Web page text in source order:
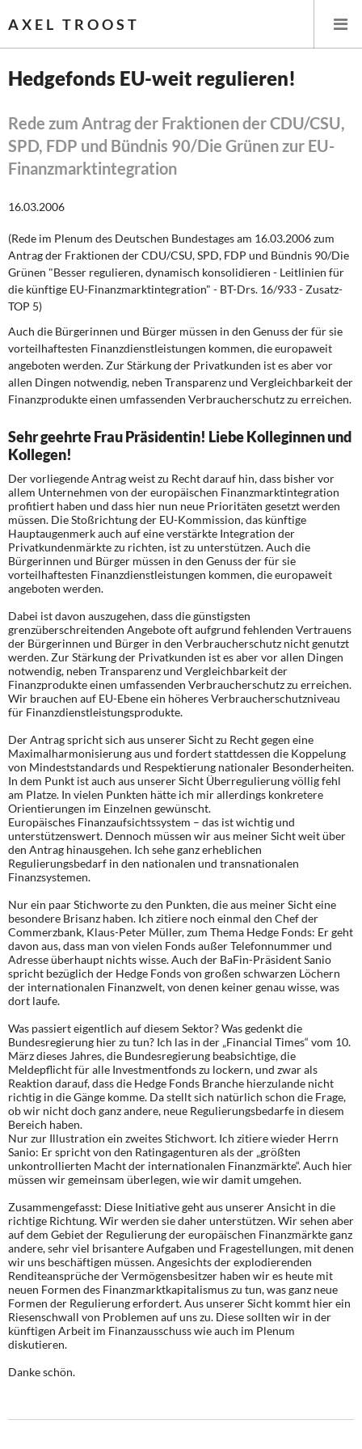
AXEL TROOST
Themen
Steuer- und Finanzpolitik
Öffentliche Infrastruktur und Daseinsvorsorge
Eurokrise und Griechenland
DIE LINKE
Weitere Themen
Memo-Gruppe
Institut Solidarische Moderne
Rosa-Luxemburg-Stiftung
Über mich
Hedgefonds EU-weit regulieren!
Rede zum Antrag der Fraktionen der CDU/CSU,
SPD, FDP und Bündnis 90/Die Grünen zur EU-
Finanzmarktintegration
16.03.2006
(Rede im Plenum des Deutschen Bundestages am 16.03.2006 zum
Antrag der Fraktionen der CDU/CSU, SPD, FDP und Bündnis 90/Die
Grünen "Besser regulieren, dynamisch konsolidieren - Leitlinien für
die künftige EU-Finanzmarktintegration" - BT-Drs. 16/933 - Zusatz-
TOP 5)
Auch die Bürgerinnen und Bürger müssen in den Genuss der für sie
vorteilhaftesten Finanzdienstleistungen kommen, die europaweit
angeboten werden. Zur Stärkung der Privatkunden ist es aber vor
allen Dingen notwendig, neben Transparenz und Vergleichbarkeit der
Finanzprodukte einen umfassenden Verbraucherschutz zu erreichen.
Sehr geehrte Frau Präsidentin! Liebe Kolleginnen und
Kollegen!
Der vorliegende Antrag weist zu Recht darauf hin, dass bisher vor
allem Unternehmen von der europäischen Finanzmarktintegration
profitiert haben und dass hier nun neue Prioritäten gesetzt werden
müssen. Die Stoßrichtung der EU-Kommission, das künftige
Hauptaugenmerk auch auf eine verstärkte Integration der
Privatkundenmärkte zu richten, ist zu unterstützen. Auch die
Bürgerinnen und Bürger müssen in den Genuss der für sie
vorteilhaftesten Finanzdienstleistungen kommen, die europaweit
angeboten werden.
Dabei ist davon auszugehen, dass die günstigsten
grenzüberschreitenden Angebote oft aufgrund fehlenden Vertrauens
der Bürgerinnen und Bürger in den Verbraucherschutz nicht genutzt
werden. Zur Stärkung der Privatkunden ist es aber vor allen Dingen
notwendig, neben Transparenz und Vergleichbarkeit der
Finanzprodukte einen umfassenden Verbraucherschutz zu erreichen.
Wir brauchen auf EU-Ebene ein höheres Verbraucherschutzniveau
für Finanzdienstleistungsprodukte.
Der Antrag spricht sich aus unserer Sicht zu Recht gegen eine
Maximalharmonisierung aus und fordert stattdessen die Koppelung
von Mindeststandards und Respektierung nationaler Besonderheiten.
In dem Punkt ist auch aus unserer Sicht Überregulierung völlig fehl
am Platze. In vielen Punkten hätte ich mir allerdings konkretere
Orientierungen im Einzelnen gewünscht.
Europäisches Finanzaufsichtssystem – das ist wichtig und
unterstützenswert. Dennoch müssen wir aus meiner Sicht weit über
den Antrag hinausgehen. Ich sehe ganz erheblichen
Regulierungsbedarf in den nationalen und transnationalen
Finanzsystemen.
Nur ein paar Stichworte zu den Punkten, die aus meiner Sicht eine
besondere Brisanz haben. Ich zitiere noch einmal den Chef der
Commerzbank, Klaus-Peter Müller, zum Thema Hedge Fonds: Er geht
davon aus, dass man von vielen Fonds außer Telefonnummer und
Adresse überhaupt nichts wisse. Auch der BaFin-Präsident Sanio
spricht bezüglich der Hedge Fonds von großen schwarzen Löchern
der internationalen Finanzwelt, von denen keiner genau wisse, was
dort laufe.
Was passiert eigentlich auf diesem Sektor? Was gedenkt die
Bundesregierung hier zu tun? Ich las in der „Financial Times“ vom 10.
März dieses Jahres, die Bundesregierung beabsichtige, die
Meldepflicht für alle Investmentfonds zu lockern, und zwar als
Reaktion darauf, dass die Hedge Fonds Branche hierzulande nicht
richtig in die Gänge komme. Da stellt sich natürlich schon die Frage,
ob wir nicht doch ganz andere, neue Regulierungsbedarfe in diesem
Bereich haben.
Nur zur Illustration ein zweites Stichwort. Ich zitiere wieder Herrn
Sanio: Er spricht von den Ratingagenturen als der „größten
unkontrollierten Macht der internationalen Finanzmärkte“. Auch hier
müssen wir gemeinsam überlegen, wie wir damit umgehen.
Zusammengefasst: Diese Initiative geht aus unserer Ansicht in die
richtige Richtung. Wir werden sie daher unterstützen. Wir sehen aber
auf dem Gebiet der Regulierung der europäischen Finanzmärkte ganz
andere, sehr viel brisantere Aufgaben und Fragestellungen, mit denen
wir uns beschäftigen müssen. Angesichts der explodierenden
Renditeansprüche der Vermögensbesitzer haben wir es heute mit
neuen Formen des Finanzmarktkapitalismus zu tun, was ganz neue
Formen der Regulierung erfordert. Aus unserer Sicht kommt hier ein
Riesenschwall von Problemen auf uns zu. Diese sollten wir in der
künftigen Arbeit im Finanzausschuss wie auch im Plenum
diskutieren.
Danke schön.